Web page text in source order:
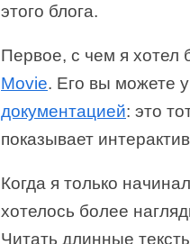
этого блога.
Первое, с чем я хотел
Movie. Его вы можете
документацией: это
показывает
Когда я только
хотелось более
Читать длинные